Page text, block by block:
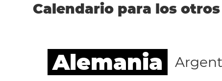
Calendario para los
Alemania